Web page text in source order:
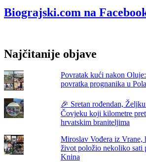
–
Dan
Biograjski.com na
Najčitanije objave
Povratak kući nakon
povratka prognanika u
🎉 Sretan rođendan,
Čovjeku koji kilometre
hrvatskim braniteljima
Miroslav Vođera iz Vrane,
život položio nekoliko sati
Knina